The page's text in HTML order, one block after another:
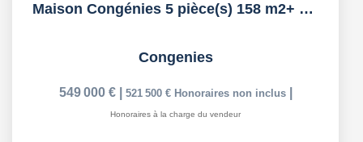
Maison Congénies 5 pièce(s) 158 m2+ Local 120 m² + Remise...
Congenies
549 000 € 521 500 € Honoraires non inclus
Honoraires à la charge du vendeur